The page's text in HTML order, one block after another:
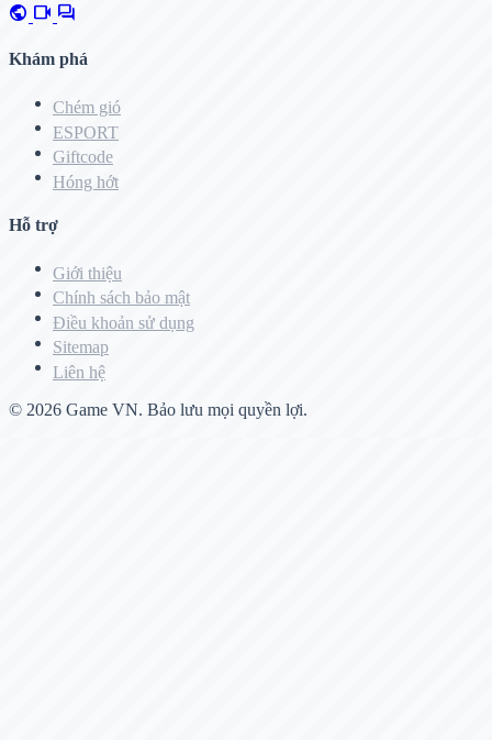
public videocam forum
Khám phá
Chém gió
ESPORT
Giftcode
Hóng hớt
Hỗ trợ
Giới thiệu
Chính sách bảo mật
Điều khoản sử dụng
Sitemap
Liên hệ
© 2026 Game VN. Bảo lưu mọi quyền lợi.